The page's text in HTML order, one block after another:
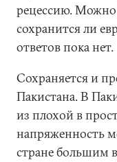
рецессию. Можно
сохранится ли
ответов пока нет.
Сохраняется и
Пакистана. В
из плохой в
напряженность
стране большим